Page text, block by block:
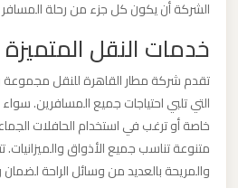
الشركة أن يكون كل جزء من رحلة
خدمات النقل المتميزة
تقدم شركة مطار القاهرة للنقل
التي تلبي احتياجات جميع المسافرين.
خاصة أو ترغب في استخدام الحافلات
متنوعة تناسب جميع الأذواق والميزانيات.
والمريحة بالعديد من وسائل الراحة
ليموزين
مطار
العرب
والإسكندرية